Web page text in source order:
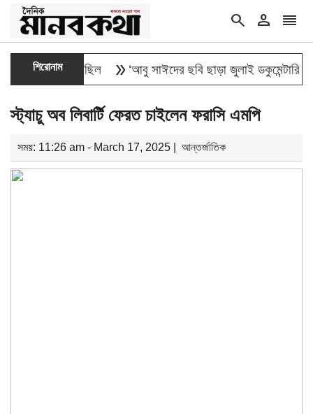
search person reorder
শিরোনাম
ও গণমিছিল double_arrow‘আবু সাঈদের ছবি ছাড়া জুলাই ডকুমেন্টারি পূর্ণাঙ্গ হতে
স্ট্যাচু অব লিবার্টি ফেরত চাইলেন ফরাসি এমপি
সময়: 11:26 am - March 17, 2025 | আন্তর্জাতিক